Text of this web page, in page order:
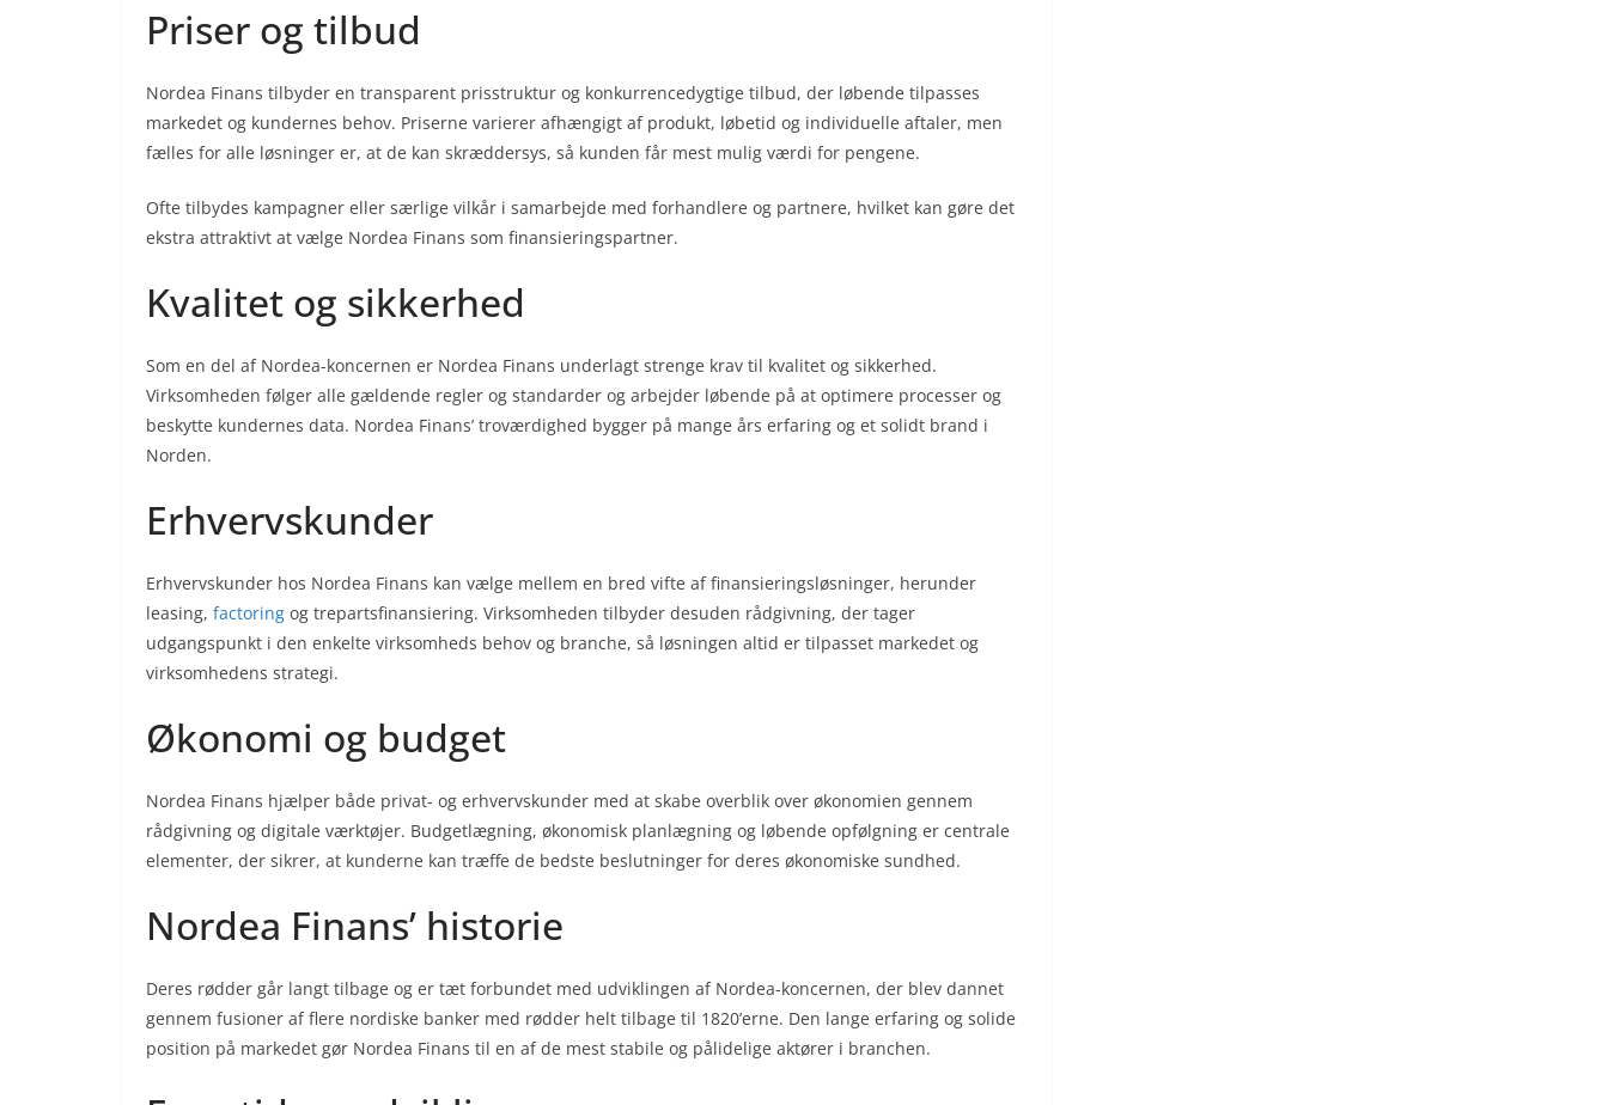
Priser og tilbud
Nordea Finans tilbyder en transparent prisstruktur og konkurrencedygtige tilbud, der løbende tilpasses
markedet og kundernes behov. Priserne varierer afhængigt af produkt, løbetid og individuelle aftaler, men
fælles for alle løsninger er, at de kan skræddersys, så kunden får mest mulig værdi for pengene.
Ofte tilbydes kampagner eller særlige vilkår i samarbejde med forhandlere og partnere, hvilket kan gøre det
ekstra attraktivt at vælge Nordea Finans som finansieringspartner.
Kvalitet og sikkerhed
Som en del af Nordea-koncernen er Nordea Finans underlagt strenge krav til kvalitet og sikkerhed.
Virksomheden følger alle gældende regler og standarder og arbejder løbende på at optimere processer og
beskytte kundernes data. Nordea Finans’ troværdighed bygger på mange års erfaring og et solidt brand i
Norden.
Erhvervskunder
Erhvervskunder hos Nordea Finans kan vælge mellem en bred vifte af finansieringsløsninger, herunder
leasing, factoring og trepartsfinansiering. Virksomheden tilbyder desuden rådgivning, der tager
udgangspunkt i den enkelte virksomheds behov og branche, så løsningen altid er tilpasset markedet og
virksomhedens strategi.
Økonomi og budget
Nordea Finans hjælper både privat- og erhvervskunder med at skabe overblik over økonomien gennem
rådgivning og digitale værktøjer. Budgetlægning, økonomisk planlægning og løbende opfølgning er centrale
elementer, der sikrer, at kunderne kan træffe de bedste beslutninger for deres økonomiske sundhed.
Nordea Finans’ historie
Deres rødder går langt tilbage og er tæt forbundet med udviklingen af Nordea-koncernen, der blev dannet
gennem fusioner af flere nordiske banker med rødder helt tilbage til 1820’erne. Den lange erfaring og solide
position på markedet gør Nordea Finans til en af de mest stabile og pålidelige aktører i branchen.